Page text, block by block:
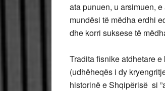
ata punuen, u arsimuen,
mundësi të mëdha erdhi
dhe korri suksese të
Tradita fisnike atdhetare
(udhëheqës i dy
historinë e Shqipërisë si